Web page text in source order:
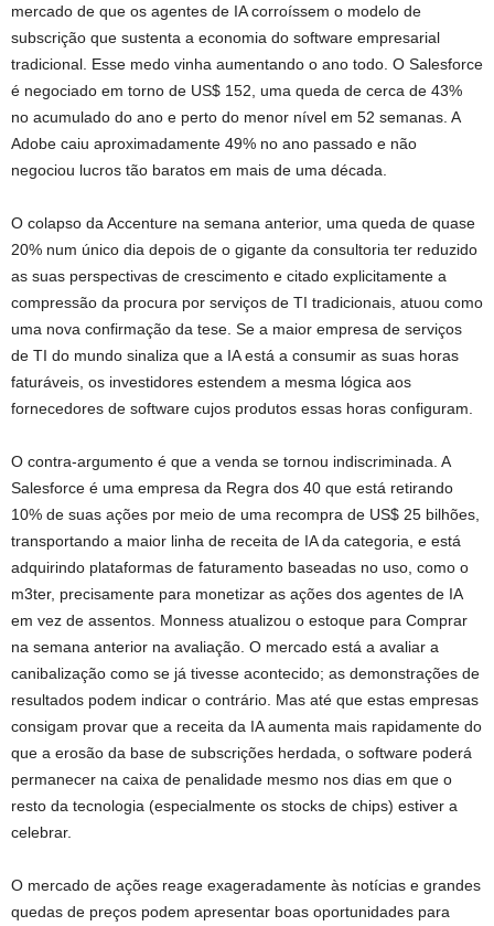
mercado de que os agentes de IA corroíssem o modelo de
subscrição que sustenta a economia do software empresarial
tradicional. Esse medo vinha aumentando o ano todo. O Salesforce
é negociado em torno de US$ 152, uma queda de cerca de 43%
no acumulado do ano e perto do menor nível em 52 semanas. A
Adobe caiu aproximadamente 49% no ano passado e não
negociou lucros tão baratos em mais de uma década.
O colapso da Accenture na semana anterior, uma queda de quase
20% num único dia depois de o gigante da consultoria ter reduzido
as suas perspectivas de crescimento e citado explicitamente a
compressão da procura por serviços de TI tradicionais, atuou como
uma nova confirmação da tese. Se a maior empresa de serviços
de TI do mundo sinaliza que a IA está a consumir as suas horas
faturáveis, os investidores estendem a mesma lógica aos
fornecedores de software cujos produtos essas horas configuram.
O contra-argumento é que a venda se tornou indiscriminada. A
Salesforce é uma empresa da Regra dos 40 que está retirando
10% de suas ações por meio de uma recompra de US$ 25 bilhões,
transportando a maior linha de receita de IA da categoria, e está
adquirindo plataformas de faturamento baseadas no uso, como o
m3ter, precisamente para monetizar as ações dos agentes de IA
em vez de assentos. Monness atualizou o estoque para Comprar
na semana anterior na avaliação. O mercado está a avaliar a
canibalização como se já tivesse acontecido; as demonstrações de
resultados podem indicar o contrário. Mas até que estas empresas
consigam provar que a receita da IA ​​aumenta mais rapidamente do
que a erosão da base de subscrições herdada, o software poderá
permanecer na caixa de penalidade mesmo nos dias em que o
resto da tecnologia (especialmente os stocks de chips) estiver a
celebrar.
O mercado de ações reage exageradamente às notícias e grandes
quedas de preços podem apresentar boas oportunidades para